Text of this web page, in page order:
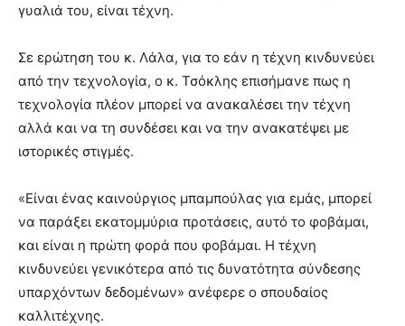
γυαλιά του, είναι τέχνη.
Σε ερώτηση του κ. Λάλα, για το εάν η τέχνη κινδυνεύει
από την τεχνολογία, ο κ. Τσόκλης επισήμανε πως η
τεχνολογία πλέον μπορεί να ανακαλέσει την τέχνη
αλλά και να τη συνδέσει και να την ανακατέψει με
ιστορικές στιγμές.
«Είναι ένας καινούργιος μπαμπούλας για εμάς, μπορεί
να παράξει εκατομμύρια προτάσεις, αυτό το φοβάμαι,
και είναι η πρώτη φορά που φοβάμαι. Η τέχνη
κινδυνεύει γενικότερα από τις δυνατότητα σύνδεσης
υπαρχόντων δεδομένων» ανέφερε ο σπουδαίος
καλλιτέχνης.